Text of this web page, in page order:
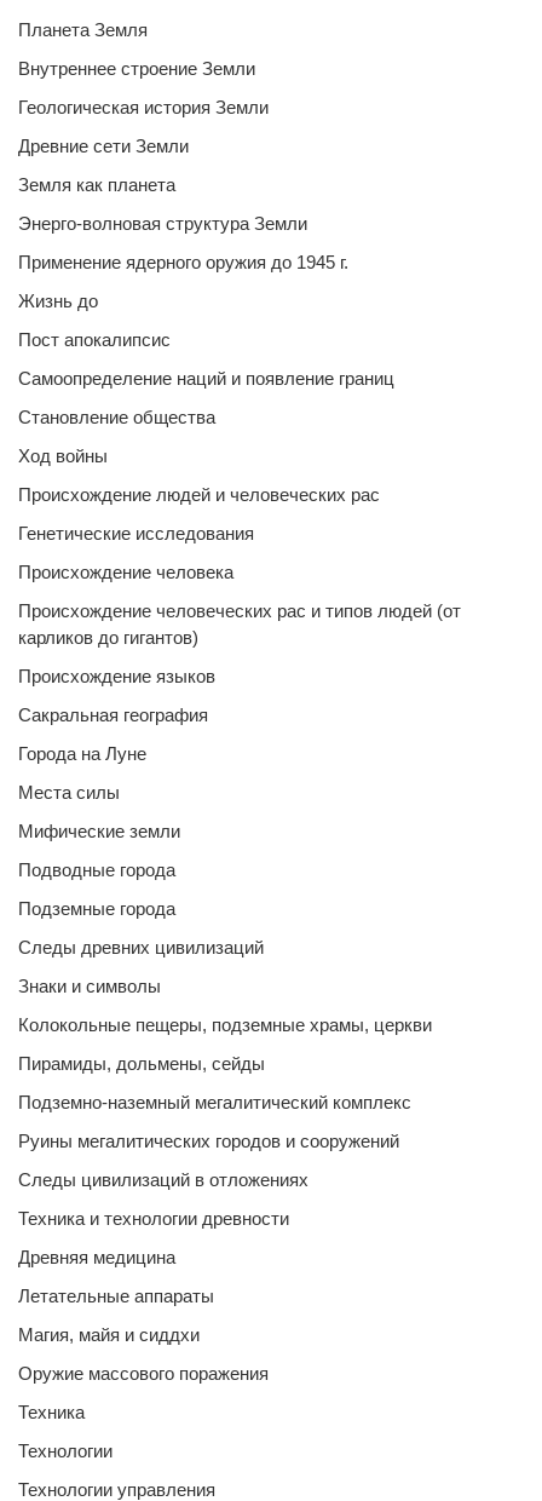
Планета Земля
Внутреннее строение Земли
Геологическая история Земли
Древние сети Земли
Земля как планета
Энерго-волновая структура Земли
Применение ядерного оружия до 1945 г.
Жизнь до
Пост апокалипсис
Самоопределение наций и появление границ
Становление общества
Ход войны
Происхождение людей и человеческих рас
Генетические исследования
Происхождение человека
Происхождение человеческих рас и типов людей (от
карликов до гигантов)
Происхождение языков
Сакральная география
Города на Луне
Места силы
Мифические земли
Подводные города
Подземные города
Следы древних цивилизаций
Знаки и символы
Колокольные пещеры, подземные храмы, церкви
Пирамиды, дольмены, сейды
Подземно-наземный мегалитический комплекс
Руины мегалитических городов и сооружений
Следы цивилизаций в отложениях
Техника и технологии древности
Древняя медицина
Летательные аппараты
Магия, майя и сиддхи
Оружие массового поражения
Техника
Технологии
Технологии управления